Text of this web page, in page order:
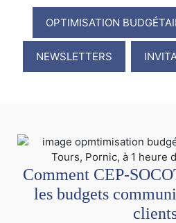
OPTIMISATION
NEWSLETTERS
Comment CEP-
les budgets